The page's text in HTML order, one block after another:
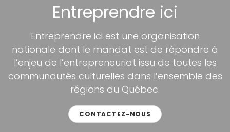
Entreprendre ici
Entreprendre ici est une organisation
nationale dont le mandat est de répondre à
l’enjeu de l’entrepreneuriat issu de toutes les
communautés culturelles dans l’ensemble des
régions du Québec.
CONTACTEZ-NOUS